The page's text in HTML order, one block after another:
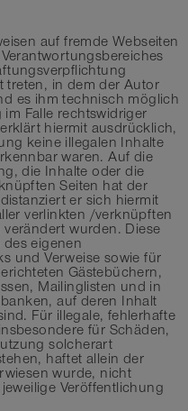
auf fremde Webseiten
treten, in dem der Autor
es ihm technisch möglich
Falle rechtswidriger
hiermit ausdrücklich,
keine illegalen Inhalte
waren. Auf die
die Inhalte oder die
Seiten hat der
er sich hiermit
verlinkten /verknüpften
wurden. Diese
eigenen
und Verweise sowie für
Gästebüchern,
Mailinglisten und in
auf deren Inhalt
Für illegale, fehlerhafte
für Schäden,
solcherart
haftet allein der
wurde, nicht
Veröffentlichung